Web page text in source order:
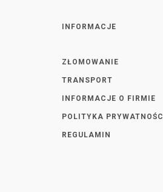
INFORMACJE
ZŁOMOWANIE
TRANSPORT
INFORMACJE O FIRMIE
POLITYKA PRYWATNOŚCI
REGULAMIN